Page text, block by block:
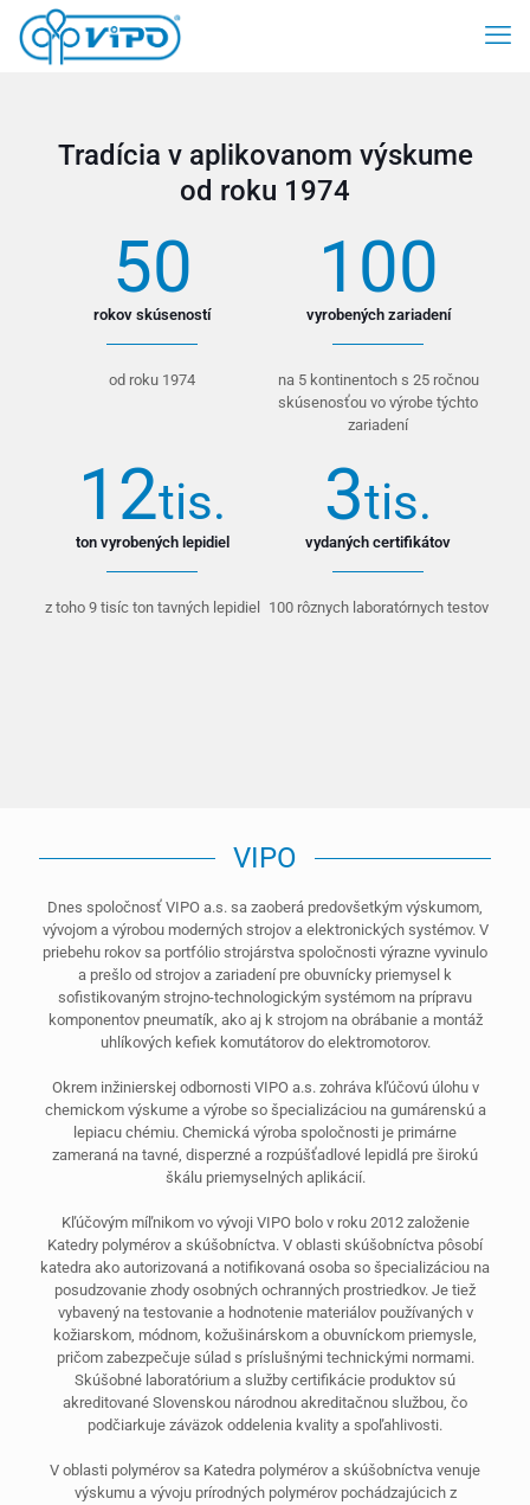
Tradícia v aplikovanom výskume
od roku 1974
50
rokov skúseností
od roku 1974
100
vyrobených zariadení
na 5 kontinentoch s 25 ročnou
skúsenosťou vo výrobe týchto
zariadení
12tis.
ton vyrobených lepidiel
z toho 9 tisíc ton tavných lepidiel
3tis.
vydaných certifikátov
100 rôznych laboratórnych testov
VIPO
Dnes spoločnosť VIPO a.s. sa zaoberá predovšetkým výskumom,
vývojom a výrobou moderných strojov a elektronických systémov. V
priebehu rokov sa portfólio strojárstva spoločnosti výrazne vyvinulo
a prešlo od strojov a zariadení pre obuvnícky priemysel k
sofistikovaným strojno-technologickým systémom na prípravu
komponentov pneumatík, ako aj k strojom na obrábanie a montáž
uhlíkových kefiek komutátorov do elektromotorov.
Okrem inžinierskej odbornosti VIPO a.s. zohráva kľúčovú úlohu v
chemickom výskume a výrobe so špecializáciou na gumárenskú a
lepiacu chémiu. Chemická výroba spoločnosti je primárne
zameraná na tavné, disperzné a rozpúšťadlové lepidlá pre širokú
škálu priemyselných aplikácií.
Kľúčovým míľnikom vo vývoji VIPO bolo v roku 2012 založenie
Katedry polymérov a skúšobníctva. V oblasti skúšobníctva pôsobí
katedra ako autorizovaná a notifikovaná osoba so špecializáciou na
posudzovanie zhody osobných ochranných prostriedkov. Je tiež
vybavený na testovanie a hodnotenie materiálov používaných v
kožiarskom, módnom, kožušinárskom a obuvníckom priemysle,
pričom zabezpečuje súlad s príslušnými technickými normami.
Skúšobné laboratórium a služby certifikácie produktov sú
akreditované Slovenskou národnou akreditačnou službou, čo
podčiarkuje záväzok oddelenia kvality a spoľahlivosti.
V oblasti polymérov sa Katedra polymérov a skúšobníctva venuje
výskumu a vývoju prírodných polymérov pochádzajúcich z